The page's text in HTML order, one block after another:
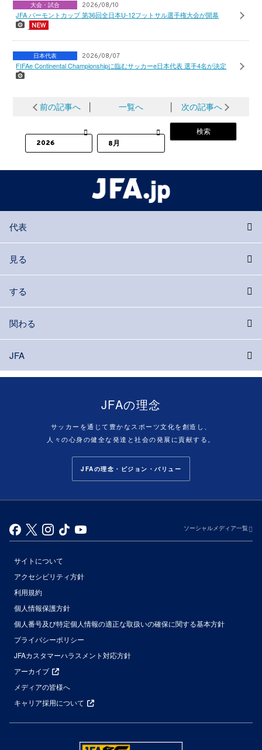
大会・試合 2026/08/10
JFA バーモントカップ 第36回全日本U-12フットサル選手権大会が開幕
日本代表 2026/08/07
FIFAe Continental Championshipに臨むサッカーe日本代表 選手4名が決定
前の記事へ 一覧へ 次の記事へ
代表
見る
する
関わる
JFA
JFAの理念
サッカーを通じて豊かなスポーツ文化を創造し、
人々の心身の健全な発達と社会の発展に貢献する。
JFAの理念・ビジョン・バリュー
ソーシャルメディア一覧
サイトについて
アクセシビリティ方針
利用規約
個人情報保護方針
個人番号及び特定個人情報の適正な取扱いの確保に関する基本方針
プライバシーポリシー
JFAカスタマーハラスメント対応方針
アーカイブ
メディアの皆様へ
キャリア採用について